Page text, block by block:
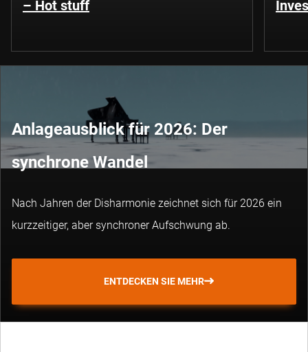
– Hot stuff
Anlageausblick für 2026: Der
synchrone Wandel
Nach Jahren der Disharmonie zeichnet sich für 2026 ein
kurzzeitiger, aber synchroner Aufschwung ab.
ENTDECKEN SIE MEHR